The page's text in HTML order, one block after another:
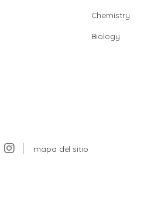
Chemistry
Biology
mapa del sitio